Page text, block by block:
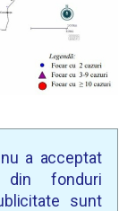
a acceptat
fonduri
sunt